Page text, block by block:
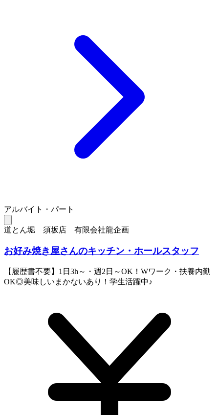
アルバイト・パート
道とん堀 須坂店 有限会社龍企画
お好み焼き屋さんのキッチン・ホールスタッフ
【履歴書不要】1日3h～・週2日～OK！Wワーク・扶養内勤
OK◎美味しいまかないあり！学生活躍中♪